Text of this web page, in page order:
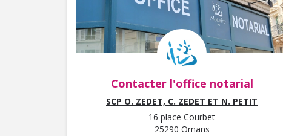
Contacter l'office notarial
SCP O. ZEDET, C. ZEDET ET N. PETIT
16 place Courbet
25290 Ornans